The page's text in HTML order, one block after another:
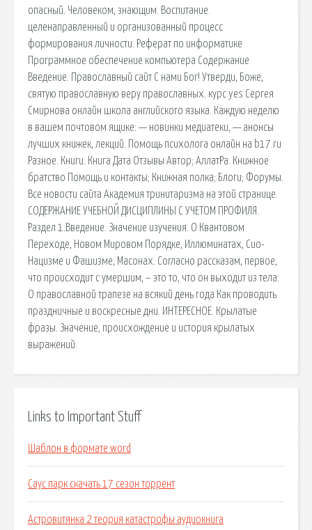
опасный. Человеком, знающим. Воспитание.
целенаправленный и организованный процесс
формирования личности. Реферат по информатике
Программное обеспечение компьютера Содержание
Введение. Православный сайт С нами Бог! Утверди, Боже,
святую православную веру православных. курс yes Сергея
Смирнова онлайн школа английского языка. Каждую неделю
в вашем почтовом ящике: — новинки медиатеки, — анонсы
лучших книжек, лекций. Помощь психолога онлайн на b17.ru
Разное. Книги. Книга Дата Отзывы Автор; АллатРа. Книжное
братство Помощь и контакты; Книжная полка; Блоги; Форумы.
Все новости сайта Академия тринитаризма на этой странице.
СОДЕРЖАНИЕ УЧЕБНОЙ ДИСЦИПЛИНЫ С УЧЕТОМ ПРОФИЛЯ.
Раздел 1.Введение. Значение изучения. О Квантовом
Переходе, Новом Мировом Порядке, Иллюминатах, Сио-
Нацизме и Фашизме, Масонах. Согласно рассказам, первое,
что происходит с умершим, – это то, что он выходит из тела.
О православной трапезе на всякий день года Как проводить
праздничные и воскресные дни. ИНТЕРЕСНОЕ. Крылатые
фразы. Значение, происхождение и история крылатых
выражений.
Links to Important Stuff
Шаблон в формате word
Саус парк скачать 17 сезон торрент
Астровитянка 2 теория катастрофы аудиокнига